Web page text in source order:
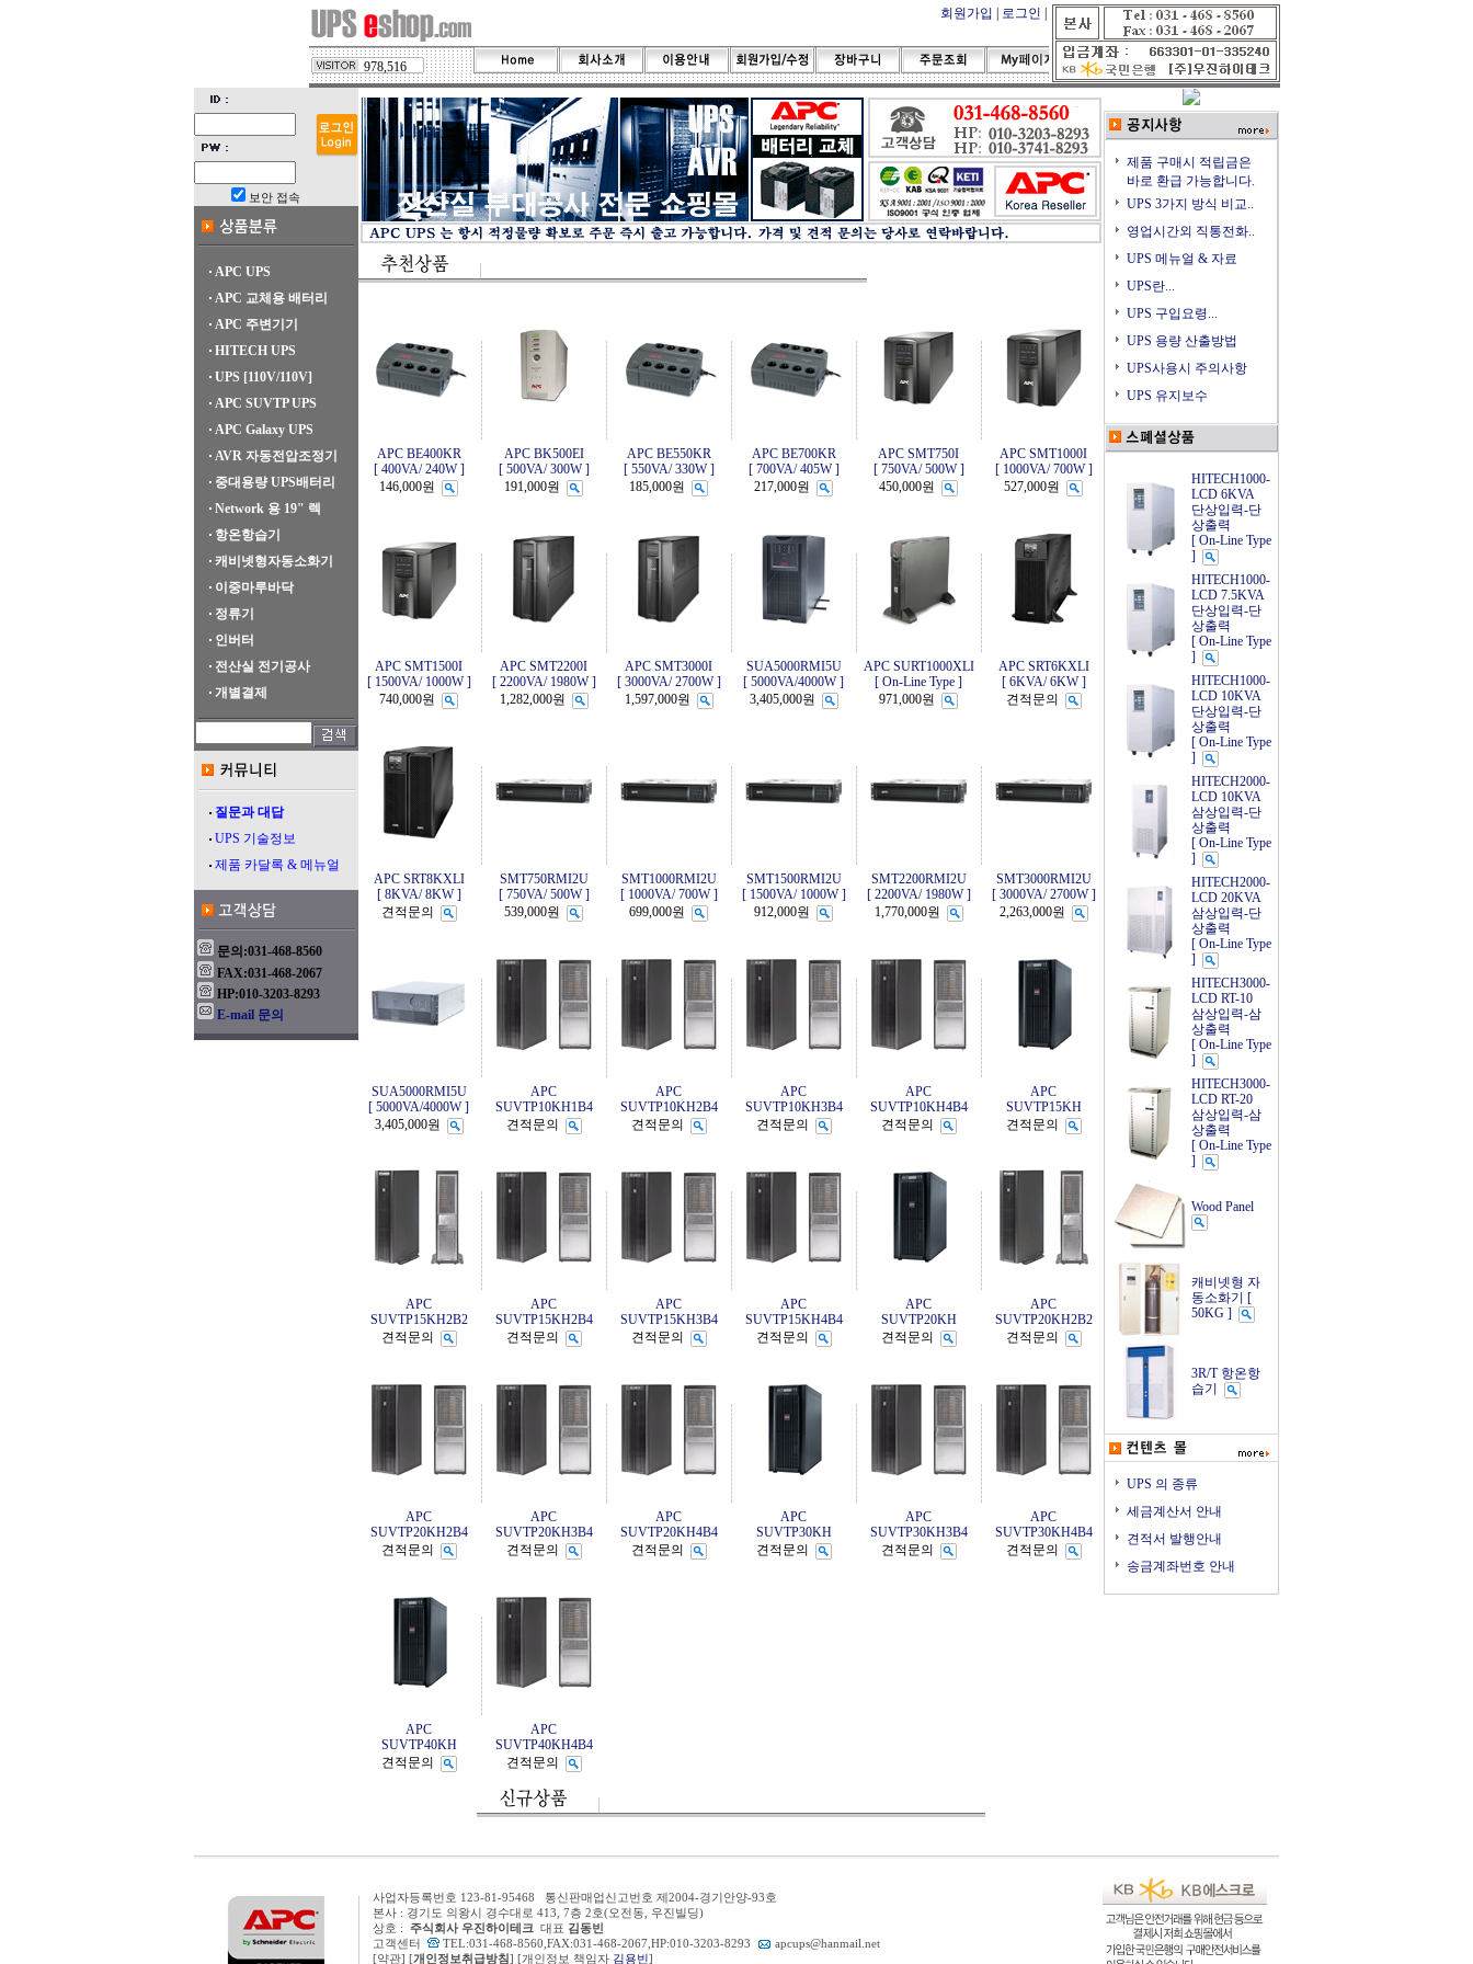
회원가입 로그인 고객센터
978,516
보안 접속
APC UPS
APC 교체용 배터리
APC 주변기기
HITECH UPS
UPS [110V/110V]
APC SUVTP UPS
APC Galaxy UPS
AVR 자동전압조정기
중대용량 UPS배터리
Network 용 19" 렉
항온항습기
캐비넷형자동소화기
이중마루바닥
정류기
인버터
전산실 전기공사
개별결제
질문과 대답
UPS 기술정보
제품 카달록 & 메뉴얼
문의:031-468-8560
FAX:031-468-2067
HP:010-3203-8293
E-mail 문의
APC BE400KR
[ 400VA/ 240W ]
146,000원
APC BK500EI
[ 500VA/ 300W ]
191,000원
APC BE550KR
[ 550VA/ 330W ]
185,000원
APC BE700KR
[ 700VA/ 405W ]
217,000원
APC SMT750I
[ 750VA/ 500W ]
450,000원
APC SMT1000I
[ 1000VA/ 700W ]
527,000원
APC SMT1500I
[ 1500VA/ 1000W ]
740,000원
APC SMT2200I
[ 2200VA/ 1980W ]
1,282,000원
APC SMT3000I
[ 3000VA/ 2700W ]
1,597,000원
SUA5000RMI5U
[ 5000VA/4000W ]
3,405,000원
APC SURT1000XLI
[ On-Line Type ]
971,000원
APC SRT6KXLI
[ 6KVA/ 6KW ]
견적문의
APC SRT8KXLI
[ 8KVA/ 8KW ]
견적문의
SMT750RMI2U
[ 750VA/ 500W ]
539,000원
SMT1000RMI2U
[ 1000VA/ 700W ]
699,000원
SMT1500RMI2U
[ 1500VA/ 1000W ]
912,000원
SMT2200RMI2U
[ 2200VA/ 1980W ]
1,770,000원
SMT3000RMI2U
[ 3000VA/ 2700W ]
2,263,000원
SUA5000RMI5U
[ 5000VA/4000W ]
3,405,000원
APC
SUVTP10KH1B4
견적문의
APC
SUVTP10KH2B4
견적문의
APC
SUVTP10KH3B4
견적문의
APC
SUVTP10KH4B4
견적문의
APC
SUVTP15KH
견적문의
APC
SUVTP15KH2B2
견적문의
APC
SUVTP15KH2B4
견적문의
APC
SUVTP15KH3B4
견적문의
APC
SUVTP15KH4B4
견적문의
APC
SUVTP20KH
견적문의
APC
SUVTP20KH2B2
견적문의
APC
SUVTP20KH2B4
견적문의
APC
SUVTP20KH3B4
견적문의
APC
SUVTP20KH4B4
견적문의
APC
SUVTP30KH
견적문의
APC
SUVTP30KH3B4
견적문의
APC
SUVTP30KH4B4
견적문의
APC
SUVTP40KH
견적문의
APC
SUVTP40KH4B4
견적문의
제품 구매시 적립금은
바로 환급 가능합니다.
UPS 3가지 방식 비교..
영업시간외 직통전화..
UPS 메뉴얼 & 자료
UPS란...
UPS 구입요령...
UPS 용량 산출방법
UPS사용시 주의사항
UPS 유지보수
HITECH1000-
LCD 6KVA
단상입력-단
상출력
[ On-Line Type
]
HITECH1000-
LCD 7.5KVA
단상입력-단
상출력
[ On-Line Type
]
HITECH1000-
LCD 10KVA
단상입력-단
상출력
[ On-Line Type
]
HITECH2000-
LCD 10KVA
삼상입력-단
상출력
[ On-Line Type
]
HITECH2000-
LCD 20KVA
삼상입력-단
상출력
[ On-Line Type
]
HITECH3000-
LCD RT-10
삼상입력-삼
상출력
[ On-Line Type
]
HITECH3000-
LCD RT-20
삼상입력-삼
상출력
[ On-Line Type
]
Wood Panel
캐비넷형 자
동소화기 [
50KG ]
3R/T 항온항
습기
UPS 의 종류
세금계산서 안내
견적서 발행안내
송금계좌번호 안내
사업자등록번호 123-81-95468 통신판매업신고번호 제2004-경기안양-93호
본사 : 경기도 의왕시 경수대로 413, 7층 2호(오전동, 우진빌딩)
상호 : 주식회사 우진하이테크 대표 김동빈
고객센터
TEL:031-468-8560,FAX:031-468-2067,HP:010-3203-8293
apcups@hanmail.net
[약관] [개인정보취급방침] [개인정보 책임자 김용빈 ]